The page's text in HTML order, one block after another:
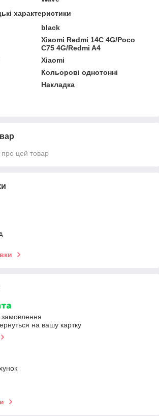
характеристики
black
Xiaomi Redmi 14C 4G/Poco
C75 4G/Redmi A4
Xiaomi
Кольорові однотонні
Накладка
про цей товар
на вашу картку